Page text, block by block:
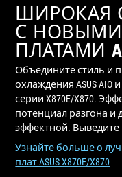
ШИРОКАЯ
С
ПЛАТАМИ
Объедините стиль и
охлаждения ASUS
серии X870E/X870.
потенциал разгона и
эффектной.
Узнайте больше о
плат ASUS X870E/X870
ШИРОКАЯ
С
ПЛАТАМИ
Системы охлаждения
серии ASUS Z890
обеспечивая
Премиальные
возможности для
впечатляющий
игровой опыт на